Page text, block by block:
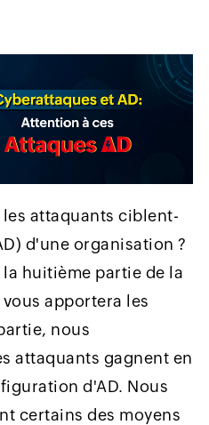
attaquants ciblent-
d'une organisation ?
huitième partie de la
apportera les
nous
attaquants gagnent en
d'AD. Nous
certains des moyens